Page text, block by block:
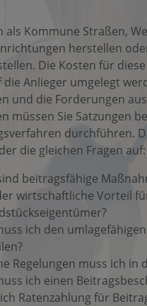
als Kommune Straßen,
herstellen
Die Kosten für
die Anlieger umgelegt
und die Forderungen
müssen Sie Satzungen
durchführen.
die gleichen Fragen auf:
beitragsfähige
wirtschaftliche Vorteil
ich den
Regelungen muss ich in
ich einen
Ratenzahlung für